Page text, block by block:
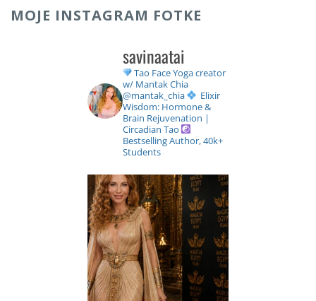
MOJE INSTAGRAM FOTKE
savinaatai
Tao Face Yoga creator
w/ Mantak Chia
@mantak_chia
Elixir
Wisdom: Hormone &
Brain Rejuvenation |
Circadian Tao
Bestselling Author, 40k+
Students